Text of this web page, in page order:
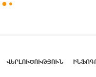
ՎԵՐԼՈՒԾՈՒԹՅՈՒՆ